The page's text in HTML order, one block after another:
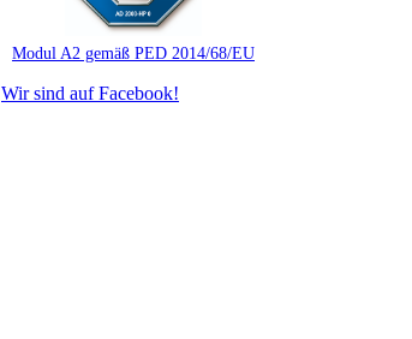
Modul A2 gemäß PED 2014/68/EU
Wir sind auf Facebook!